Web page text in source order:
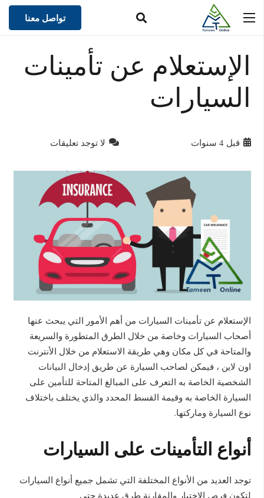
تواصل معنا
الإستعلام عن تأمينات
السيارات
قبل 4 سنوات لا توجد تعليقات
الإستعلام عن تأمينات السيارات من أهم الأمور التي يبحث عنها
أصحاب السيارات وخاصة من خلال الطرق المتطورة والسريعة
والمتاحة في كل مكان وهي طريقة الاستعلام من خلال الأنترنت
اون لاين ، فيمكن لصاحب السيارة عن طريق إدخال البيانات
الشخصية الخاصة به التعرف على المبالغ المتاحة للتأمين على
السيارة الخاصة به وقيمة القسط المحدد والذي يختلف باختلاف
نوع السيارة وماركتها.
أنواع التأمينات على السيارات
توجد العديد من الأنواع المختلفة التي تشمل جميع أنواع السيارات
لتكون فرص الاختيار والمقارنة طرق عديدة حتى